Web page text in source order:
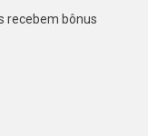
recebem bônus